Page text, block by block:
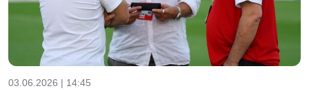
03.06.2026 | 14:45